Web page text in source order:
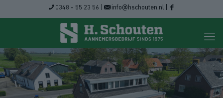
0348 - 55 23 56 info@hschouten.nl